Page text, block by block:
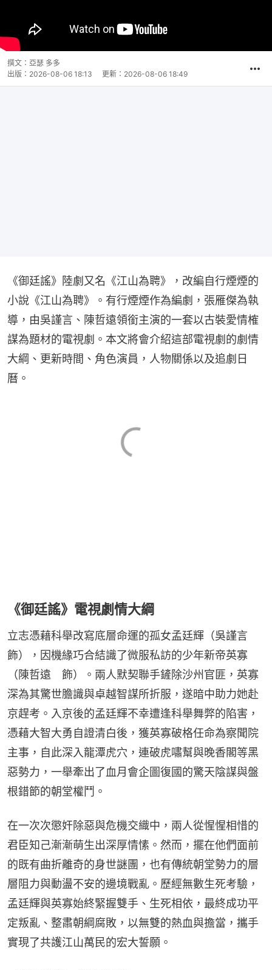
撰文： 亞瑟 多多
出版： 2026-08-06 18:13 更新： 2026-08-06 18:49
《御廷謠》陸劇又名《江山為聘》，改編自行煙煙的
小說《江山為聘》。有行煙煙作為編劇，張雁傑為執
導，由吳謹言、陳哲遠領銜主演的一套以古裝愛情榷
謀為題材的電視劇。本文將會介紹這部電視劇的劇情
大綱、更新時間、角色演員，人物關係以及追劇日
曆。
《御廷謠》電視劇情大綱
立志憑藉科舉改寫底層命運的孤女孟廷輝（吳謹言
飾），因機緣巧合結識了微服私訪的少年新帝英寡
（陳哲遠　飾）。兩人默契聯手鏟除沙州官匪，英寡
深為其驚世膽識與卓越智謀所折服，遂暗中助力她赴
京趕考。入京後的孟廷輝不幸遭逢科舉舞弊的陷害，
憑藉大智大勇自證清白後，獲英寡破格任命為察聞院
主事，自此深入龍潭虎穴，連破虎嘯幫與晚香閣等黑
惡勢力，一舉牽出了血月會企圖復國的驚天陰謀與盤
根錯節的朝堂權鬥。
在一次次懲奸除惡與危機交織中，兩人從惺惺相惜的
君臣知己漸漸萌生出深厚情愫。然而，擺在他們面前
的既有曲折離奇的身世謎團，也有傳統朝堂勢力的層
層阻力與動盪不安的邊境戰亂。歷經無數生死考驗，
孟廷輝與英寡始終緊握雙手、生死相依，最終成功平
定叛亂、整肅朝綱腐敗，以無雙的熱血與擔當，攜手
實現了共護江山萬民的宏大誓願。